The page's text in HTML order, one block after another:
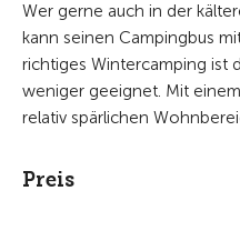
Wer gerne auch in der
kann seinen Campingbus
richtiges Wintercamping ist
weniger geeignet. Mit
relativ spärlichen
Preis